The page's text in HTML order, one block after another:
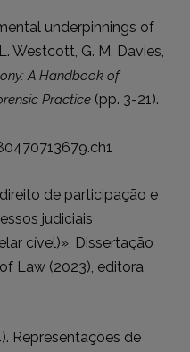
underpinnings of
Westcott, G. M. Davies,
A Handbook of
Practice (pp. 3-21).
de participação e
judiciais
cível)», Dissertação
Law (2023), editora
Representações de